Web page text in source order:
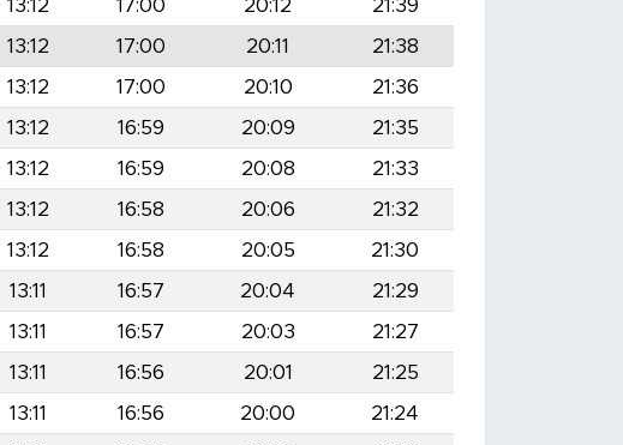
13:12 17:00 20:12
21:39
13:12 17:00 20:11
21:38
13:12 17:00 20:10
21:36
13:12 16:59 20:09
21:35
13:12 16:59 20:08
21:33
13:12 16:58 20:06
21:32
13:12 16:58 20:05
21:30
13:11 16:57 20:04
21:29
13:11 16:57 20:03
21:27
13:11 16:56 20:01
21:25
13:11 16:56 20:00
21:24